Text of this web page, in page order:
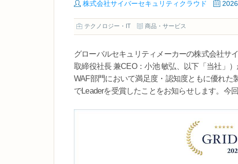
株式会社サイバーセキュリティクラウド
テクノロジー・IT 商品・サービス
グローバルセキュリティメーカーの株式会社サ
取締役社長 兼CEO：小池 敏弘、以下「当社」
WAF部門において満足度・認知度ともに優れた
でLeaderを受賞したことをお知らせします。今